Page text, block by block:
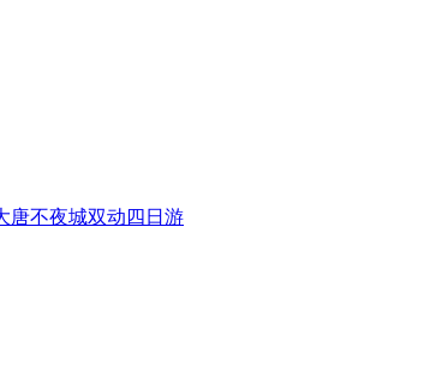
唐不夜城双动四日游